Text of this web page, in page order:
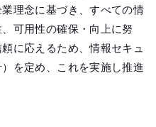
理念に基づき、すべての情
可用性の確保・向上に努
に応えるため、情報セキュ
を定め、これを実施し推進